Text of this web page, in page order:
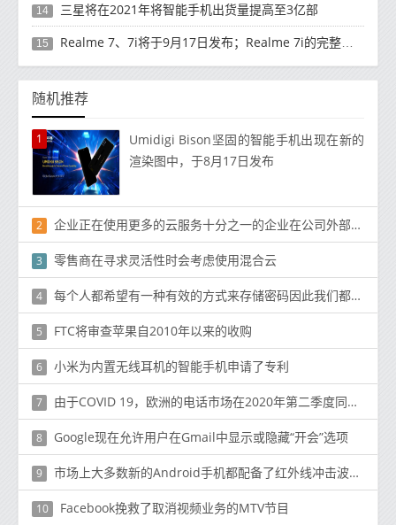
14 三星将在2021年将智能手机出货量提高至3亿部
15 Realme 7、7i将于9月17日发布；Realme 7i的完整规格并导致泄漏
随机推荐
1
Umidigi Bison坚固的智能手机出现在新的
渲染图中，于8月17日发布
2 企业正在使用更多的云服务十分之一的企业在公司外部共享文档
3 零售商在寻求灵活性时会考虑使用混合云
4 每个人都希望有一种有效的方式来存储密码因此我们都使用密码管理服务
5 FTC将审查苹果自2010年以来的收购
6 小米为内置无线耳机的智能手机申请了专利
7 由于COVID 19，欧洲的电话市场在2020年第二季度同比下降了24％
8 Google现在允许用户在Gmail中显示或隐藏“开会”选项
9 市场上大多数新的Android手机都配备了红外线冲击波或红外线冲击波
10 Facebook挽救了取消视频业务的MTV节目